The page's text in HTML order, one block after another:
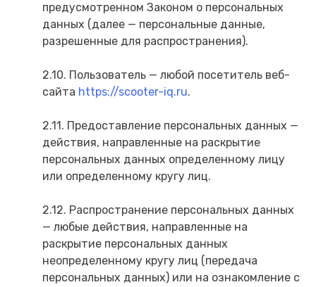
предусмотренном Законом о персональных
данных (далее — персональные данные,
разрешенные для распространения).
2.10. Пользователь — любой посетитель веб-
сайта https://scooter-iq.ru.
2.11. Предоставление персональных данных —
действия, направленные на раскрытие
персональных данных определенному лицу
или определенному кругу лиц.
2.12. Распространение персональных данных
— любые действия, направленные на
раскрытие персональных данных
неопределенному кругу лиц (передача
персональных данных) или на ознакомление с